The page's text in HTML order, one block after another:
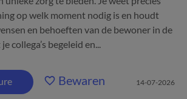
op welk moment nodig is en houdt
en behoeften van de bewoner in de
collega’s begeleid en...
Bewaren 14-07-2026